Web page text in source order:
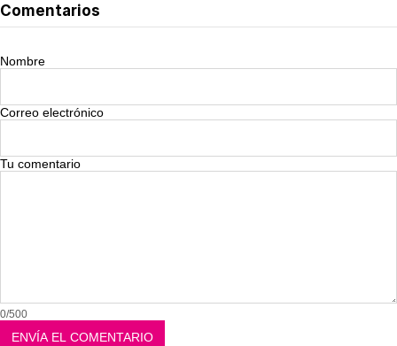
Comentarios
Nombre
Correo electrónico
Tu comentario
0/500